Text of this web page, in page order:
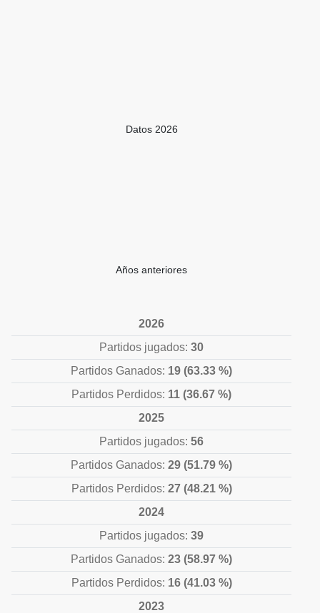
Datos 2026
Años anteriores
2026
Partidos jugados: 30
Partidos Ganados: 19 (63.33 %)
Partidos Perdidos: 11 (36.67 %)
2025
Partidos jugados: 56
Partidos Ganados: 29 (51.79 %)
Partidos Perdidos: 27 (48.21 %)
2024
Partidos jugados: 39
Partidos Ganados: 23 (58.97 %)
Partidos Perdidos: 16 (41.03 %)
2023